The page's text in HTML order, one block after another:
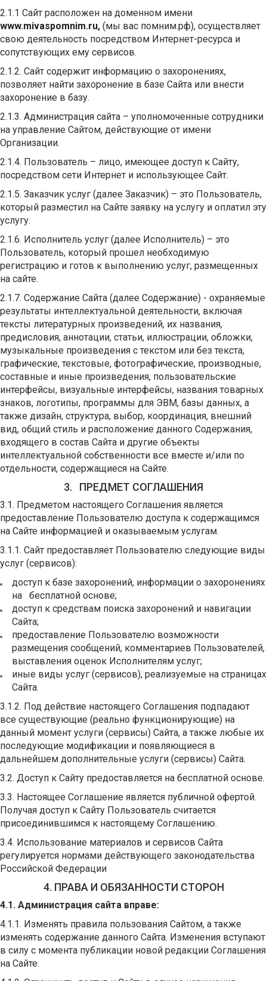
2.1.1 Сайт расположен на доменном имени
www.mivaspomnim.ru, (мы вас помним.рф), осуществляет
свою деятельность посредством Интернет-ресурса и
сопутствующих ему сервисов.
2.1.2. Сайт содержит информацию о захоронениях,
позволяет найти захоронение в базе Сайта или внести
захоронение в базу.
2.1.3. Администрация сайта – уполномоченные сотрудники
на управление Сайтом, действующие от имени
Организации.
2.1.4. Пользователь – лицо, имеющее доступ к Сайту,
посредством сети Интернет и использующее Сайт.
2.1.5. Заказчик услуг (далее Заказчик) – это Пользователь,
который разместил на Сайте заявку на услугу и оплатил эту
услугу.
2.1.6. Исполнитель услуг (далее Исполнитель) – это
Пользователь, который прошел необходимую
регистрацию и готов к выполнению услуг, размещенных
на сайте.
2.1.7. Содержание Сайта (далее Содержание) - охраняемые
результаты интеллектуальной деятельности, включая
тексты литературных произведений, их названия,
предисловия, аннотации, статьи, иллюстрации, обложки,
музыкальные произведения с текстом или без текста,
графические, текстовые, фотографические, производные,
составные и иные произведения, пользовательские
интерфейсы, визуальные интерфейсы, названия товарных
знаков, логотипы, программы для ЭВМ, базы данных, а
также дизайн, структура, выбор, координация, внешний
вид, общий стиль и расположение данного Содержания,
входящего в состав Сайта и другие объекты
интеллектуальной собственности все вместе и/или по
отдельности, содержащиеся на Сайте.
3. ПРЕДМЕТ СОГЛАШЕНИЯ
3.1. Предметом настоящего Соглашения является
предоставление Пользователю доступа к содержащимся
на Сайте информацией и оказываемым услугам.
3.1.1. Сайт предоставляет Пользователю следующие виды
услуг (сервисов):
доступ к базе захоронений, информации о захоронениях
на бесплатной основе;
доступ к средствам поиска захоронений и навигации
Сайта;
предоставление Пользователю возможности
размещения сообщений, комментариев Пользователей,
выставления оценок Исполнителям услуг;
иные виды услуг (сервисов), реализуемые на страницах
Сайта.
3.1.2. Под действие настоящего Соглашения подпадают
все существующие (реально функционирующие) на
данный момент услуги (сервисы) Сайта, а также любые их
последующие модификации и появляющиеся в
дальнейшем дополнительные услуги (сервисы) Сайта.
3.2. Доступ к Сайту предоставляется на бесплатной основе.
3.3. Настоящее Соглашение является публичной офертой.
Получая доступ к Сайту Пользователь считается
присоединившимся к настоящему Соглашению.
3.4. Использование материалов и сервисов Сайта
регулируется нормами действующего законодательства
Российской Федерации
4. ПРАВА И ОБЯЗАННОСТИ СТОРОН
4.1. Администрация сайта вправе:
4.1.1. Изменять правила пользования Сайтом, а также
изменять содержание данного Сайта. Изменения вступают
в силу с момента публикации новой редакции Соглашения
на Сайте.